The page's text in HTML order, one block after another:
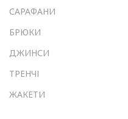
САРАФАНИ
БРЮКИ
ДЖИНСИ
ТРЕНЧІ
ЖАКЕТИ